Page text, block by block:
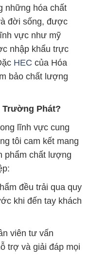
những hóa chất
đời sống, được
vực như mỹ
nhập khẩu trực
HEC của Hóa
bảo chất lượng
Trường Phát?
lĩnh vực cung
tôi cam kết mang
phẩm chất lượng
đều trải qua quy
khi đến tay khách
viên tư vấn
trợ và giải đáp mọi